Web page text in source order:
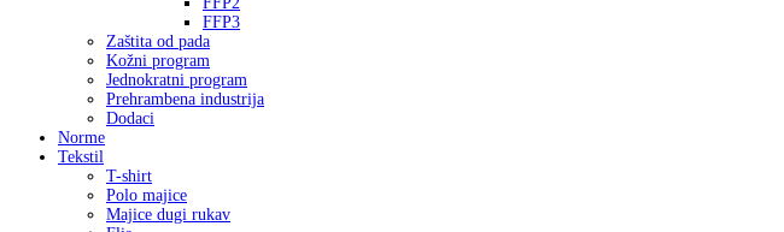
FFP3
Zaštita od pada
Kožni program
Jednokratni program
Prehrambena industrija
Dodaci
Norme
Tekstil
T-shirt
Polo majice
Majice dugi rukav